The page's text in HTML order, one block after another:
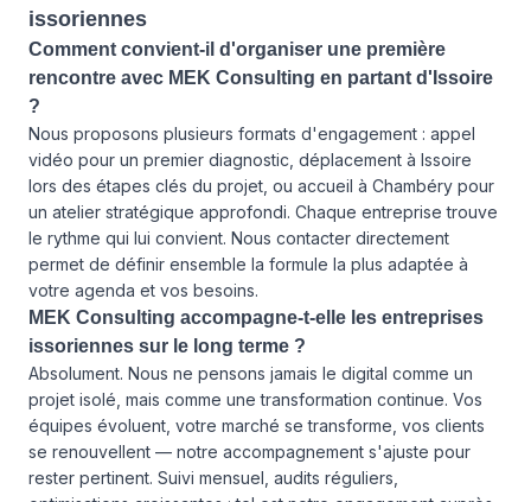
issoriennes
Comment convient-il d'organiser une première
rencontre avec MEK Consulting en partant d'Issoire
?
Nous proposons plusieurs formats d'engagement : appel
vidéo pour un premier diagnostic, déplacement à Issoire
lors des étapes clés du projet, ou accueil à Chambéry pour
un atelier stratégique approfondi. Chaque entreprise trouve
le rythme qui lui convient. Nous contacter directement
permet de définir ensemble la formule la plus adaptée à
votre agenda et vos besoins.
MEK Consulting accompagne-t-elle les entreprises
issoriennes sur le long terme ?
Absolument. Nous ne pensons jamais le digital comme un
projet isolé, mais comme une transformation continue. Vos
équipes évoluent, votre marché se transforme, vos clients
se renouvellent — notre accompagnement s'ajuste pour
rester pertinent. Suivi mensuel, audits réguliers,